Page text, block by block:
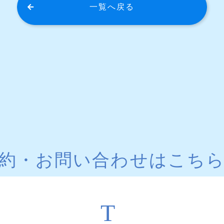
一覧へ戻る
・お問い合わせはこち
T